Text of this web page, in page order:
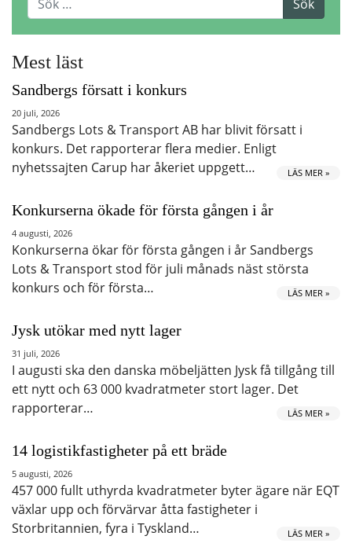
Mest läst
Sandbergs försatt i konkurs
20 juli, 2026
Sandbergs Lots & Transport AB har blivit försatt i
konkurs. Det rapporterar flera medier. Enligt
nyhetssajten Carup har åkeriet uppgett…
LÄS MER »
Konkurserna ökade för första gången i år
4 augusti, 2026
Konkurserna ökar för första gången i år Sandbergs
Lots & Transport stod för juli månads näst största
konkurs och för första…
LÄS MER »
Jysk utökar med nytt lager
31 juli, 2026
I augusti ska den danska möbeljätten Jysk få tillgång till
ett nytt och 63 000 kvadratmeter stort lager. Det
rapporterar…
LÄS MER »
14 logistikfastigheter på ett bräde
5 augusti, 2026
457 000 fullt uthyrda kvadratmeter byter ägare när EQT
växlar upp och förvärvar åtta fastigheter i
Storbritannien, fyra i Tyskland…
LÄS MER »